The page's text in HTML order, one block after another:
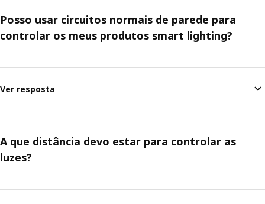
Posso usar circuitos normais de parede para
controlar os meus produtos smart lighting?
Ver resposta
A que distância devo estar para controlar as
luzes?